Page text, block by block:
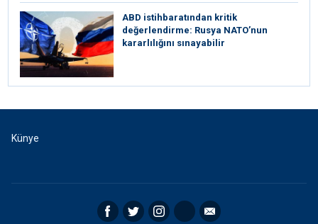
ABD istihbaratından kritik
değerlendirme: Rusya NATO’nun
kararlılığını sınayabilir
Künye
Facebook Twitter Instagram RSS